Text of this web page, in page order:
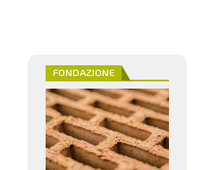
FONDAZIONE